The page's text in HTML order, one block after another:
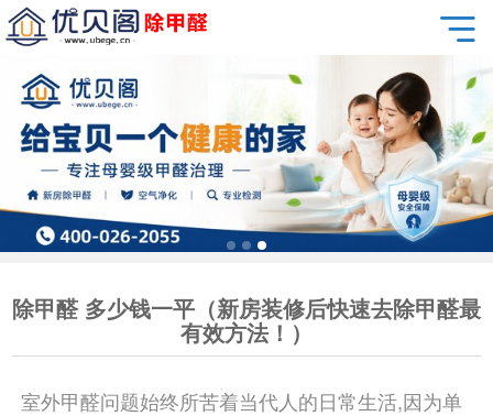
除甲醛 多少钱一平（新房装修后快速去除甲醛最
有效方法！）
室外甲醛问题始终所苦着当代人的日常生活,因为单